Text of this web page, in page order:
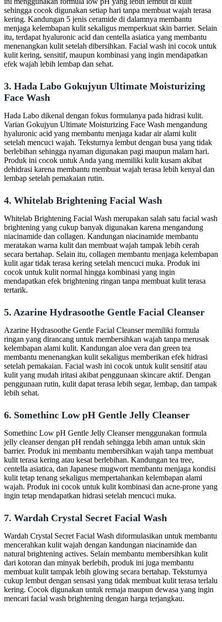
sehingga cocok digunakan setiap hari tanpa membuat wajah terasa
kering. Kandungan 5 jenis ceramide di dalamnya membantu
menjaga kelembapan kulit sekaligus memperkuat skin barrier. Selain
itu, terdapat hyaluronic acid dan centella asiatica yang membantu
menenangkan kulit setelah dibersihkan. Facial wash ini cocok untuk
kulit kering, sensitif, maupun kombinasi yang ingin mendapatkan
efek wajah lebih lembap dan sehat.
3. Hada Labo Gokujyun Ultimate Moisturizing
Face Wash
Hada Labo dikenal dengan fokus formulanya pada hidrasi kulit.
Varian Gokujyun Ultimate Moisturizing Face Wash mengandung
hyaluronic acid yang membantu menjaga kadar air alami kulit
setelah mencuci wajah. Teksturnya lembut dengan busa yang tidak
berlebihan sehingga nyaman digunakan pagi maupun malam hari.
Produk ini cocok untuk Anda yang memiliki kulit kusam akibat
dehidrasi karena membantu membuat wajah terasa lebih kenyal dan
lembap setelah pemakaian rutin.
4. Whitelab Brightening Facial Wash
Whitelab Brightening Facial Wash merupakan salah satu facial wash
brightening yang cukup banyak digunakan karena mengandung
niacinamide dan collagen. Kandungan niacinamide membantu
meratakan warna kulit dan membuat wajah tampak lebih cerah
secara bertahap. Selain itu, collagen membantu menjaga kelembapan
kulit agar tidak terasa kering setelah mencuci muka. Produk ini
cocok untuk kulit normal hingga kombinasi yang ingin
mendapatkan efek brightening ringan tanpa membuat kulit terasa
tertarik.
5. Azarine Hydrasoothe Gentle Facial Cleanser
Azarine Hydrasoothe Gentle Facial Cleanser memiliki formula
ringan yang dirancang untuk membersihkan wajah tanpa merusak
kelembapan alami kulit. Kandungan aloe vera dan green tea
membantu menenangkan kulit sekaligus memberikan efek hidrasi
setelah pemakaian. Facial wash ini cocok untuk kulit sensitif atau
kulit yang mudah iritasi akibat penggunaan skincare aktif. Dengan
penggunaan rutin, kulit dapat terasa lebih segar, lembap, dan tampak
lebih sehat.
6. Somethinc Low pH Gentle Jelly Cleanser
Somethinc Low pH Gentle Jelly Cleanser menggunakan formula
jelly cleanser dengan pH rendah sehingga lebih aman untuk skin
barrier. Produk ini membantu membersihkan wajah tanpa membuat
kulit terasa kering atau kesat berlebihan. Kandungan tea tree,
centella asiatica, dan Japanese mugwort membantu menjaga kondisi
kulit tetap tenang sekaligus mempertahankan kelembapan alami
wajah. Produk ini cocok untuk kulit kombinasi dan acne-prone yang
ingin tetap mendapatkan hidrasi setelah mencuci muka.
7. Wardah Crystal Secret Facial Wash
Wardah Crystal Secret Facial Wash diformulasikan untuk membantu
mencerahkan kulit wajah dengan kandungan niacinamide dan
natural brightening actives. Selain membantu membersihkan kulit
dari kotoran dan minyak berlebih, produk ini juga membantu
membuat kulit tampak lebih glowing secara bertahap. Teksturnya
cukup lembut dengan sensasi yang tidak membuat kulit terasa terlalu
kering. Cocok digunakan untuk remaja maupun dewasa yang ingin
mencari facial wash brightening dengan harga terjangkau.